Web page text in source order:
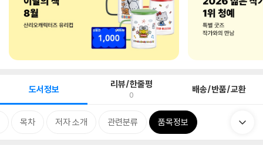
도서정보 리뷰/한줄평
0 배송/반품/교환
목차 저자 소개 관련분류 품목정보